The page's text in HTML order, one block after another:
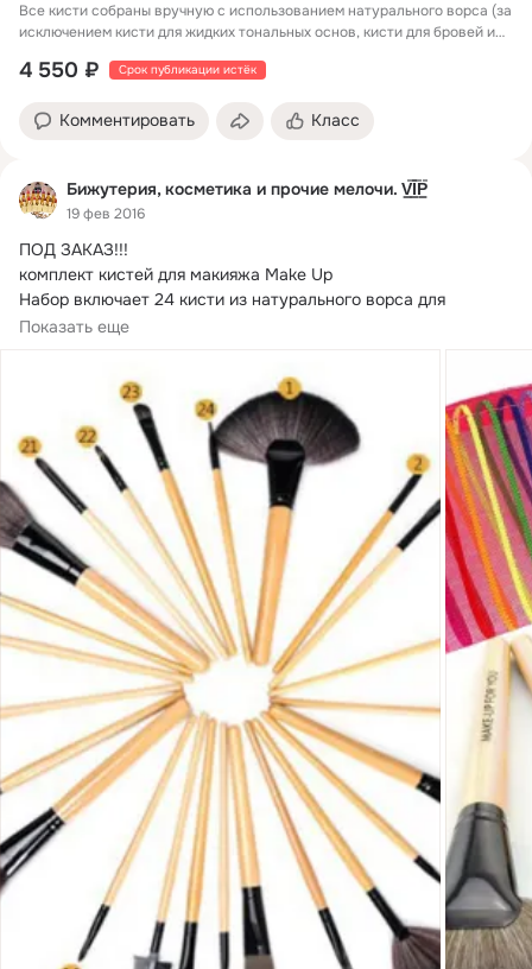
Все кисти собраны вручную с использованием натурального ворса (за
исключением кисти для жидких тональных основ, кисти для бровей и
4 550 ₽ Срок публикации истёк
Комментировать Класс
Бижутерия, косметика и прочие мелочи. V͇̿I͇̿P͇̿
19 фев 2016
ПОД ЗАКАЗ!!!
комплект кистей для макияжа Make Up
Набор включает 24 кисти из натурального ворса для
повседневного и профессионального макияжа
Показать еще